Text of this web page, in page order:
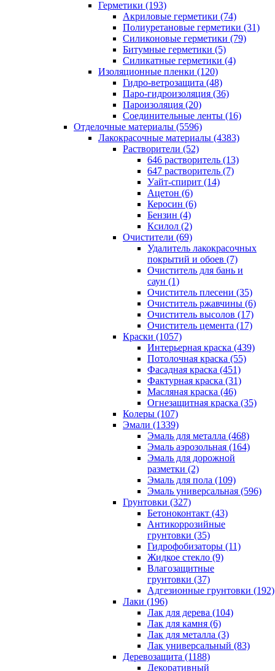
Герметики (193)
Акриловые герметики (74)
Полиуретановые герметики (31)
Силиконовые герметики (79)
Битумные герметики (5)
Силикатные герметики (4)
Изоляционные пленки (120)
Гидро-ветрозащита (48)
Паро-гидроизоляция (36)
Пароизоляция (20)
Соединительные ленты (16)
Отделочные материалы (5596)
Лакокрасочные материалы (4383)
Растворители (52)
646 растворитель (13)
647 растворитель (7)
Уайт-спирит (14)
Ацетон (6)
Керосин (6)
Бензин (4)
Ксилол (2)
Очистители (69)
Удалитель лакокрасочных
покрытий и обоев (7)
Очиститель для бань и
саун (1)
Очиститель плесени (35)
Очиститель ржавчины (6)
Очиститель высолов (17)
Очиститель цемента (17)
Краски (1057)
Интерьерная краска (439)
Потолочная краска (55)
Фасадная краска (451)
Фактурная краска (31)
Масляная краска (46)
Огнезащитная краска (35)
Колеры (107)
Эмали (1339)
Эмаль для металла (468)
Эмаль аэрозольная (164)
Эмаль для дорожной
разметки (2)
Эмаль для пола (109)
Эмаль универсальная (596)
Грунтовки (327)
Бетоноконтакт (43)
Антикоррозийные
грунтовки (35)
Гидрофобизаторы (11)
Жидкое стекло (9)
Влагозащитные
грунтовки (37)
Адгезионные грунтовки (192)
Лаки (196)
Лак для дерева (104)
Лак для камня (6)
Лак для металла (3)
Лак универсальный (83)
Деревозащита (1188)
Декоративный